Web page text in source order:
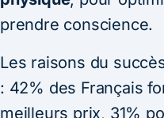
prendre conscience.
Les raisons du
: 42% des Français
meilleurs prix, 31%